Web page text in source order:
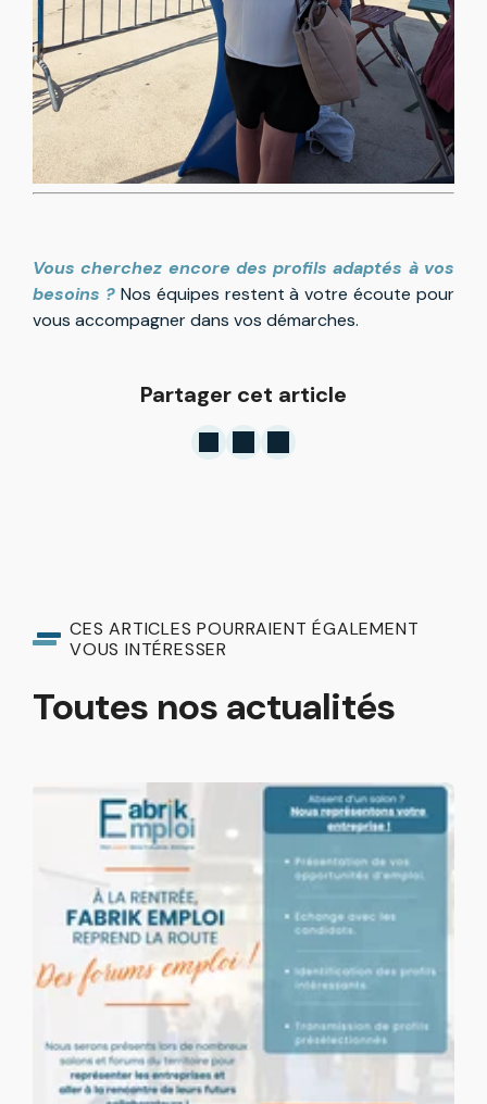
Vous cherchez encore des profils adaptés à vos
besoins ? Nos équipes restent à votre écoute pour
vous accompagner dans vos démarches.
Partager cet article
CES ARTICLES POURRAIENT ÉGALEMENT
VOUS INTÉRESSER
Toutes nos actualités